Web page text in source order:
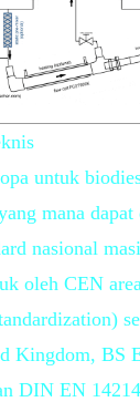
untuk
mana
nasional
oleh CEN
Kingdom, BS
DIN EN